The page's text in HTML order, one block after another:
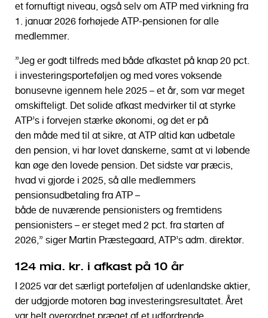
et fornuftigt niveau, også selv om ATP med virkning fra
1. januar 2026 forhøjede ATP-pensionen for alle
medlemmer.
”Jeg er godt tilfreds med både afkastet på knap 20 pct.
i investeringsporteføljen og med vores voksende
bonusevne igennem hele 2025 – et år, som var meget
omskifteligt. Det solide afkast medvirker til at styrke
ATP’s i forvejen stærke økonomi, og det er på
den måde med til at sikre, at ATP altid kan udbetale
den pension, vi har lovet danskerne, samt at vi løbende
kan øge den lovede pension. Det sidste var præcis,
hvad vi gjorde i 2025, så alle medlemmers
pensionsudbetaling fra ATP –
både de nuværende pensionisters og fremtidens
pensionisters – er steget med 2 pct. fra starten af
2026,” siger Martin Præstegaard, ATP’s adm. direktør.
124 mia. kr. i afkast på 10 år
I 2025 var det særligt porteføljen af udenlandske aktier,
der udgjorde motoren bag investeringsresultatet. Året
var helt overordnet præget af et udfordrende